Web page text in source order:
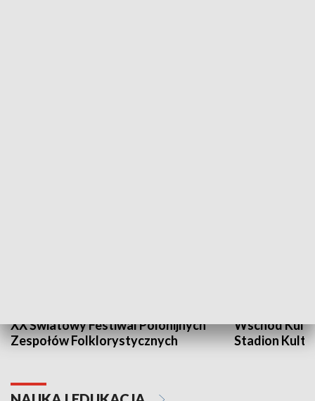
XX Światowy Festiwal Polonijnych
Zespołów Folklorystycznych
Wschód
Stadion